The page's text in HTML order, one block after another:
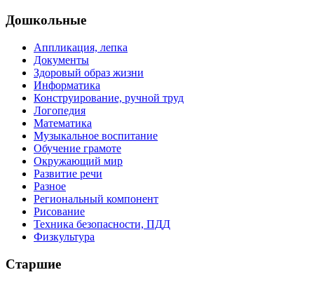
Дошкольные
Аппликация, лепка
Документы
Здоровый образ жизни
Информатика
Конструирование, ручной труд
Логопедия
Математика
Музыкальное воспитание
Обучение грамоте
Окружающий мир
Развитие речи
Разное
Региональный компонент
Рисование
Техника безопасности, ПДД
Физкультура
Старшие